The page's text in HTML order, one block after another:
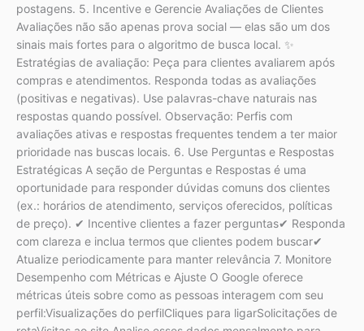
postagens. 5. Incentive e Gerencie Avaliações de Clientes
Avaliações não são apenas prova social — elas são um dos
sinais mais fortes para o algoritmo de busca local. ✨
Estratégias de avaliação: Peça para clientes avaliarem após
compras e atendimentos. Responda todas as avaliações
(positivas e negativas). Use palavras-chave naturais nas
respostas quando possível. Observação: Perfis com
avaliações ativas e respostas frequentes tendem a ter maior
prioridade nas buscas locais. 6. Use Perguntas e Respostas
Estratégicas A seção de Perguntas e Respostas é uma
oportunidade para responder dúvidas comuns dos clientes
(ex.: horários de atendimento, serviços oferecidos, políticas
de preço). ✔ Incentive clientes a fazer perguntas✔ Responda
com clareza e inclua termos que clientes podem buscar✔
Atualize periodicamente para manter relevância 7. Monitore
Desempenho com Métricas e Ajuste O Google oferece
métricas úteis sobre como as pessoas interagem com seu
perfil:Visualizações do perfilCliques para ligarSolicitações de